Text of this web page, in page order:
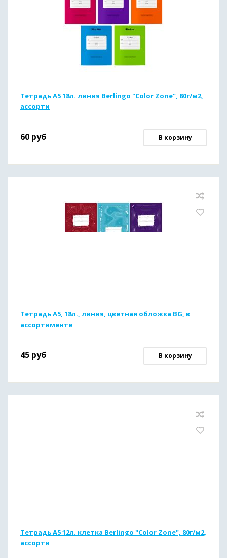
Тетрадь А5 18л. линия Berlingo "Color Zone", 80г/м2,
ассорти
60 руб В корзину
Тетрадь А5, 18л., линия, цветная обложка BG, в
ассортименте
45 руб В корзину
Тетрадь А5 12л. клетка Berlingo "Color Zone", 80г/м2,
ассорти